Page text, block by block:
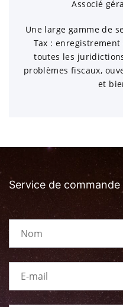
Associé
Une large gamme de
Tax :
toutes les
problèmes fiscaux,
et
Service de commande